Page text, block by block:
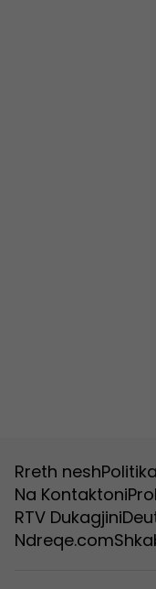
Rreth nesh
Na Kontaktoni
RTV Dukagjini
Ndreqe.com